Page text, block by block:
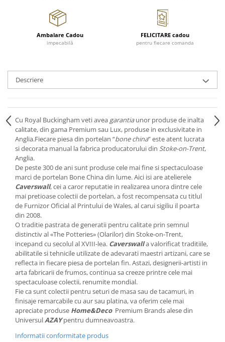
CELESTIAL PLATINUM
CORNUCOPIA
RENAISSANCE GOLD
ANTHEMION BLUE
OLD COUNTRY ROSES
PASHMINA
SIGNET PLATINUM
CELESTIAL GOLD
NATURE
CHINOISERIE WHITE
JASPER CONRAN WHITE
GILDED MUSE
WONDERLUST
MORRIS&AMP;CO
KINGSLEY
SERENDIPITY GOLD
SERENDIPITY PLATINUM
CHELSEA
MEDICEA
CELESTIAL
PATCHWORK WILLOW
BLUE LILY
Ambalare Cadou
impecabilă
FELICITARE cadou
pentru fiecare comanda
Descriere
Cu Royal Buckingham veti avea garantiaunor produse de inalta
calitate, din gama Premium sau Lux, produse in exclusivitate in
Anglia.Fiecare piesa din portelan “bone china” este atent lucrata
si decorata manual la fabrica producatorului din Stoke-on-Trent,
Anglia.
De peste 300 de ani sunt produse cele mai fine si spectaculoase
marci de portelan Bone China din lume. Aici isi are atelierele
Caverswall, cei a caror reputatie in realizarea unora dintre cele
mai pretioase colectii de portelan, a fost recompensata cu titlul
de Furnizor Oficial al Printului de Wales, al carui sigiliu il poarta
din 2008.
O traditie pastrata de generatii pentru calitate prin semnul
distinctiv al «The Potteries» (Olarilor) din Stoke-on-Trent,
incepand cu secolul al XVIII-lea. Caverswalla valorificat traditiile,
abilitatile si tehnicile utilizate de adevarati maestri artizani, care se
reflecta in fiecare piesa de portelan fin. Astazi, designerii-artisti in
arta fabricarii de frumos, continua sa creeze printre cele mai
spectaculoase colectii, renumite mondial.
Fie ca sunt colectii pentru seturi de masa sau de tacamuri, in
finisaje remarcabile cu aur sau platina, va oferim cele mai
apreciate produse Home&DecoPremium Brands alese din
UniversulAZAY pentru dumneavoastra.
Informatii conformitate produs